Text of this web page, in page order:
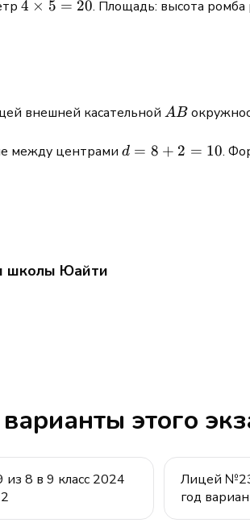
4
4 × 5 = 20. Площадь: высота
внешней касательной AB
AB
между центрами d =8
d = 8 + 2 = 10.
школы Юайти
этого
8 в 9 класс 2024
Лицей
год